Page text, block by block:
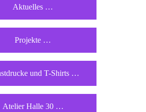
Aktuelles …
Projekte …
und T-Shirts …
Atelier Halle 30 …